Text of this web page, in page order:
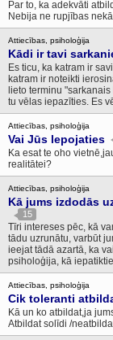
Par to, ka adekvāti
Nebija ne rupjības
Attiecības, psiholoģija
Kādi ir tavi
Es ticu, ka katram ir
katram ir noteikti
lieto terminu
tu vēlas iepazīties. Es
Attiecības, psiholoģija
Vai Jūs lepojaties
Ka esat te oho
realitātei?
Attiecības, psiholoģija
Kā jums izdodās
15
Tīri intereses pēc, kā
tādu uzrunātu, varbūt
ieejat tādā azartā, ka
psiholoģija, kā
Attiecības, psiholoģija
Cik toleranti
Kā un ko atbildat,ja
Atbildat solīdi /